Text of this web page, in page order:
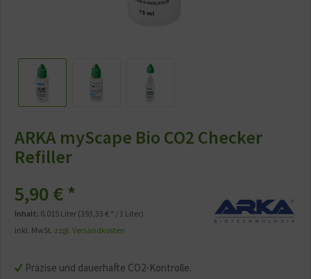
ARKA myScape Bio CO2 Checker
Refiller
Präzise und dauerhafte CO2-Kontrolle.
5,90 € *
Inhalt: 0.015 Liter (393,33 € * / 1 Liter)
inkl. MwSt. zzgl. Versandkosten